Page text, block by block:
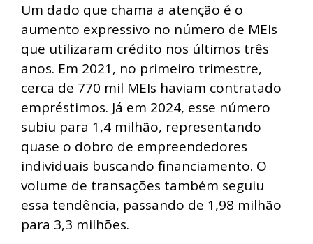
Um dado que chama a atenção é o
aumento expressivo no número de MEIs
que utilizaram crédito nos últimos três
anos. Em 2021, no primeiro trimestre,
cerca de 770 mil MEIs haviam contratado
empréstimos. Já em 2024, esse número
subiu para 1,4 milhão, representando
quase o dobro de empreendedores
individuais buscando financiamento. O
volume de transações também seguiu
essa tendência, passando de 1,98 milhão
para 3,3 milhões.